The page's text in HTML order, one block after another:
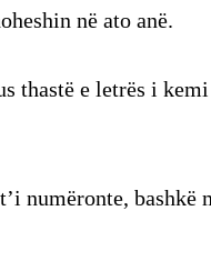
në ato anë.
thastë e letrës i
numëronte, bashkë